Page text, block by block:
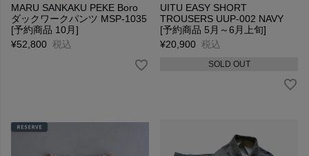
MARU SANKAKU PEKE Boro
ダックワークパンツ MSP-1035
[予約商品 10月]
¥52,800 税込
UITU EASY SHORT
TROUSERS UUP-002 NAVY
[予約商品 5月～6月上旬]
¥20,900 税込
SOLD OUT